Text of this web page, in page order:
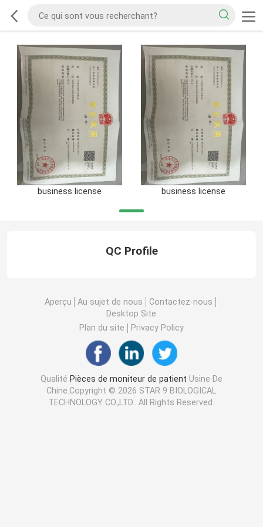
business license business license
QC Profile
Aperçu Au sujet de nous
Contactez-nous
Desktop Site
Plan du site
Privacy Policy
Qualité Pièces de moniteur de patient Usine De
Chine.Copyright © 2026 STAR 9 BIOLOGICAL
TECHNOLOGY CO.,LTD.. All Rights Reserved.